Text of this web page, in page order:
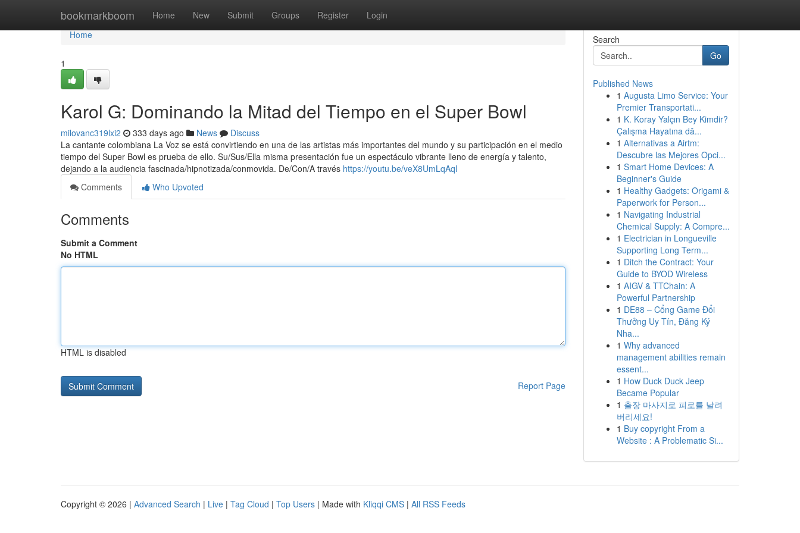
bookmarkboom Home New Submit Groups Register Login
Home
Home
1
Karol G: Dominando la Mitad del Tiempo en el Super Bowl
milovanc319lxi2 333 days ago News
Discuss
La cantante colombiana La Voz se está convirtiendo en una de las artistas más importantes del mundo y su participación en el medio
tiempo del Super Bowl es prueba de ello. Su/Sus/Ella misma presentación fue un espectáculo vibrante lleno de energía y talento,
dejando a la audiencia fascinada/hipnotizada/conmovida. De/Con/A través https://youtu.be/veX8UmLqAqI
Comments
Who Upvoted
Comments
Submit a Comment
No HTML
HTML is disabled
Report Page
Search
Go
Published News
1 Augusta Limo Service: Your
Premier Transportati...
1 K. Koray Yalçın Bey Kimdir?
Çalışma Hayatına dâ...
1 Alternativas a Airtm:
Descubre las Mejores Opci...
1 Smart Home Devices: A
Beginner's Guide
1 Healthy Gadgets: Origami &
Paperwork for Person...
1 Navigating Industrial
Chemical Supply: A Compre...
1 Electrician in Longueville
Supporting Long Term...
1 Ditch the Contract: Your
Guide to BYOD Wireless
1 AIGV & TTChain: A
Powerful Partnership
1 DE88 – Cổng Game Đổi
Thưởng Uy Tín, Đăng Ký
Nha...
1 Why advanced
management abilities remain
essent...
1 How Duck Duck Jeep
Became Popular
1 출장 마사지로 피로를 날려
버리세요!
1 Buy copyright From a
Website : A Problematic Si...
Copyright © 2026 | Advanced Search | Live | Tag Cloud | Top Users | Made with Kliqqi CMS | All RSS Feeds